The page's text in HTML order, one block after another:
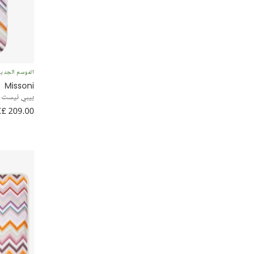
الموسم
Missoni
بيبي نيست
209.00